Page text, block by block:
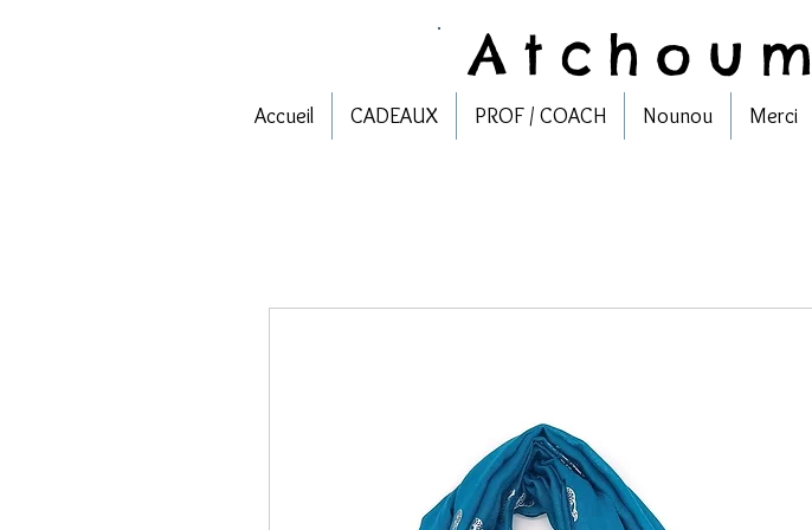
Accueil CADEAUX PROF / COACH Nounou Merci
Atchoum